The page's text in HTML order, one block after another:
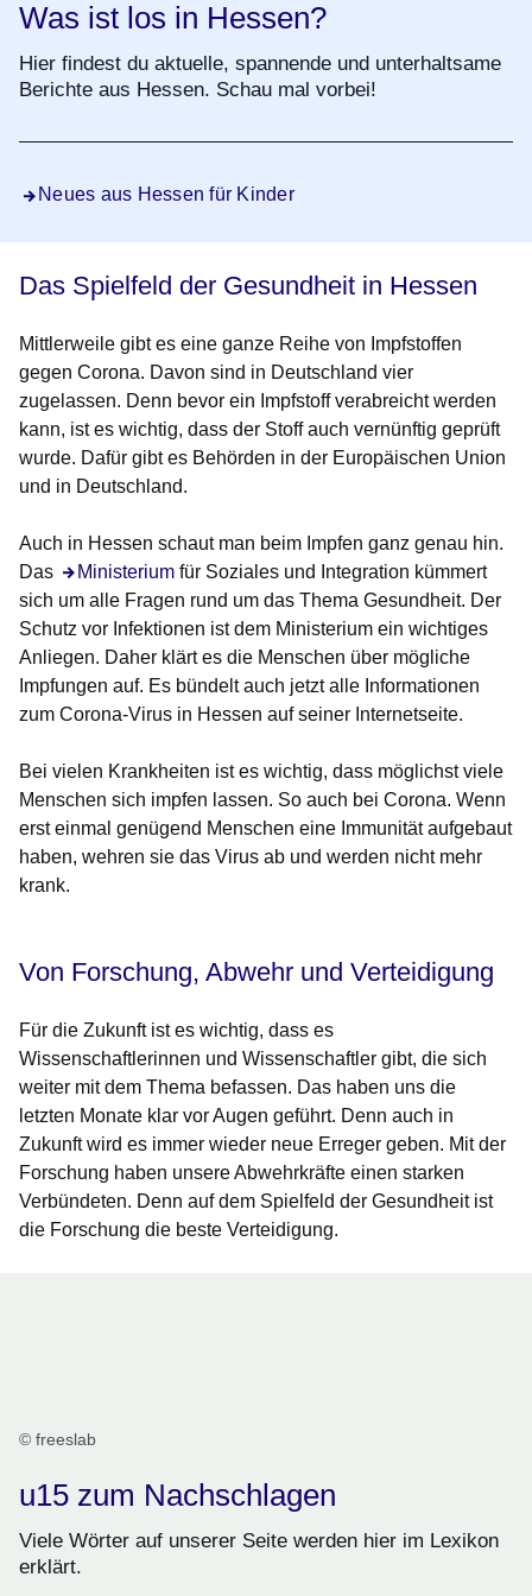
Was ist los in Hessen?
Hier findest du aktuelle, spannende und unterhaltsame
Berichte aus Hessen. Schau mal vorbei!
Neues aus Hessen für Kinder
Das Spielfeld der Gesundheit in Hessen
Mittlerweile gibt es eine ganze Reihe von Impfstoffen
gegen Corona. Davon sind in Deutschland vier
zugelassen. Denn bevor ein Impfstoff verabreicht werden
kann, ist es wichtig, dass der Stoff auch vernünftig geprüft
wurde. Dafür gibt es Behörden in der Europäischen Union
und in Deutschland.
Auch in Hessen schaut man beim Impfen ganz genau hin.
Das
Ministerium
Öffnet sich in einem neuen Fenster
für Soziales und Integration kümmert
sich um alle Fragen rund um das Thema Gesundheit. Der
Schutz vor Infektionen ist dem Ministerium ein wichtiges
Anliegen. Daher klärt es die Menschen über mögliche
Impfungen auf. Es bündelt auch jetzt alle Informationen
zum Corona-Virus in Hessen auf seiner Internetseite.
Bei vielen Krankheiten ist es wichtig, dass möglichst viele
Menschen sich impfen lassen. So auch bei Corona. Wenn
erst einmal genügend Menschen eine Immunität aufgebaut
haben, wehren sie das Virus ab und werden nicht mehr
krank.
Von Forschung, Abwehr und Verteidigung
Für die Zukunft ist es wichtig, dass es
Wissenschaftlerinnen und Wissenschaftler gibt, die sich
weiter mit dem Thema befassen. Das haben uns die
letzten Monate klar vor Augen geführt. Denn auch in
Zukunft wird es immer wieder neue Erreger geben. Mit der
Forschung haben unsere Abwehrkräfte einen starken
Verbündeten. Denn auf dem Spielfeld der Gesundheit ist
die Forschung die beste Verteidigung.
© freeslab
u15 zum Nachschlagen
Viele Wörter auf unserer Seite werden hier im Lexikon
erklärt.